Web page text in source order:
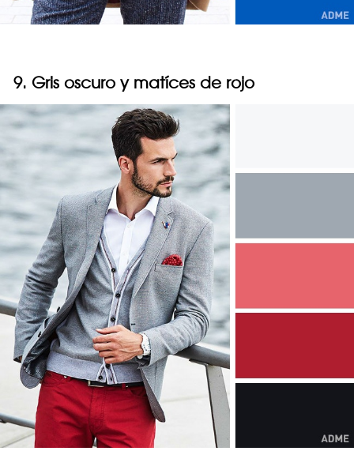
9. Gris oscuro y matíces de rojo